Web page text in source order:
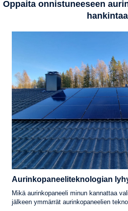
Oppaita onnistuneeseen
Aurinkopaneeliteknologian
Mikä aurinkopaneeli minun kannattaa
jälkeen ymmärrät aurinkopaneelien